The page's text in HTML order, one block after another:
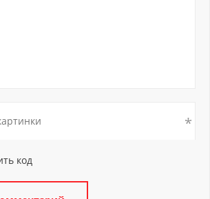
код